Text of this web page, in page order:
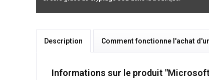
Description Comment fonctionne l'achat
Informations sur le produit